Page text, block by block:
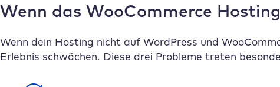
Wenn das WooCommerce
Wenn dein Hosting nicht auf WordPress und
Erlebnis schwächen. Diese drei Probleme treten